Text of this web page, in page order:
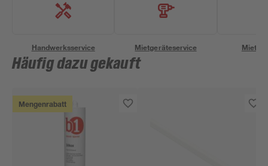
Handwerksservice Mietgeräteservice
Häufig dazu gekauft
Mengenrabatt